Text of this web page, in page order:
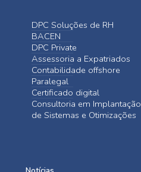
DPC Soluções de RH
BACEN
DPC Private
Assessoria a Expatriados
Contabilidade offshore
Paralegal
Certificado digital
Consultoria em Implantação
de Sistemas e Otimizações